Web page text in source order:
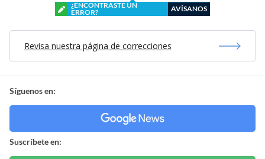
¿ENCONTRASTE UN
ERROR?
AVÍSANOS
Revisa nuestra página de correcciones
Síguenos en:
Suscríbete en: